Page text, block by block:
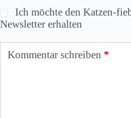
Ich möchte den Katzen-
Newsletter erhalten
Kommentar schreiben *